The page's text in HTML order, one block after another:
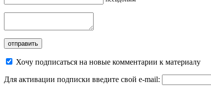
Хочу подписаться на новые комментарии к материалу
Для активации подписки введите свой e-mail: